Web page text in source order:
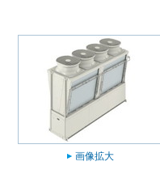
画像拡大